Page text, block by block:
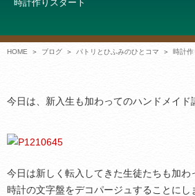
時計作りスタート
HOME ブログ パトリとひふみのひとコマ 時計作
今日は、新入生も加わってのハンドメイド
今日は新しく転入してきた生徒たちも加わ
時計の文字盤をデコパージュすることにし